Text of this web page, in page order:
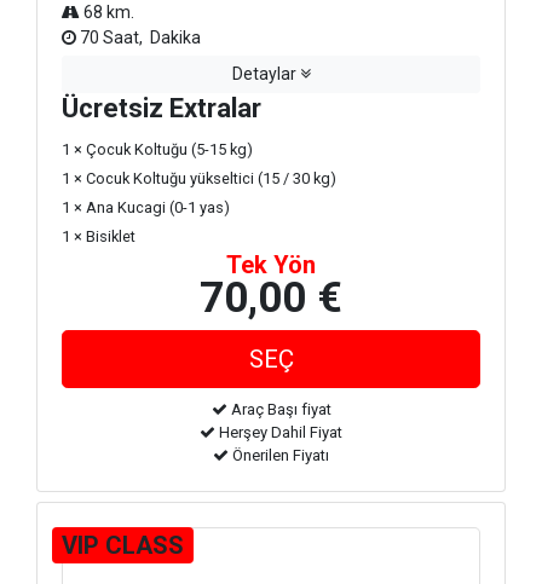
68 km.
70 Saat, Dakika
Detaylar
Ücretsiz Extralar
1 × Çocuk Koltuğu (5-15 kg)
1 × Cocuk Koltuğu yükseltici (15 / 30 kg)
1 × Ana Kucagi (0-1 yas)
1 × Bisiklet
Tek Yön
70,00 €
Araç Başı fiyat
Herşey Dahil Fiyat
Önerilen Fiyatı
VIP CLASS